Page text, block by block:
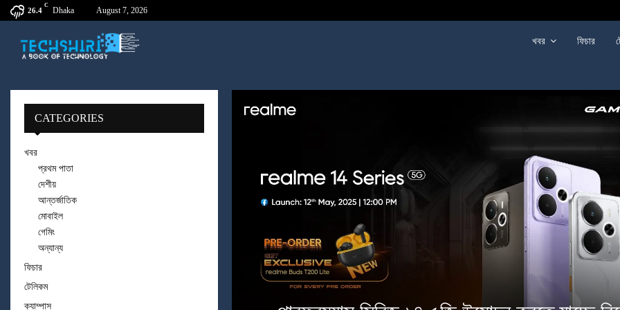
26.4
C
Dhaka August 7, 2026
খবর ফিচার
CATEGORIES
খবর
প্রথম পাতা
দেশীয়
আন্তর্জাতিক
মোবাইল
গেমিং
অন্যান্য
ফিচার
টেলিকম
ক্যাম্পাস